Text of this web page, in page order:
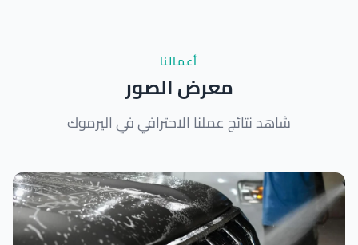
أعمالنا
معرض الصور
شاهد نتائج عملنا الاحترافي في اليرموك